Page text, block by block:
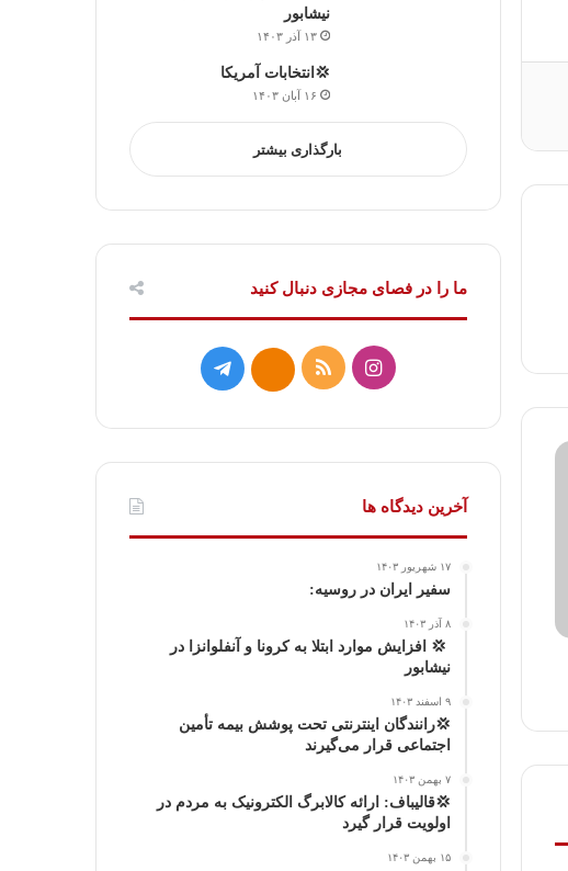
نیشابور
۱۳ آذر ۱۴۰۳
💢انتخابات آمریکا
۱۶ آبان ۱۴۰۳
بارگذاری بیشتر
ما را در فصای مجازی دنبال کنید
ا
س
ت
ا
ا
خ
ک
ت
گ
ا
آخرین دیدگاه ها
۱۷ شهریور ۱۴۰۳
سفیر ایران در روسیه:
۸ آذر ۱۴۰۳
‍ 💢 افزایش موارد ابتلا به کرونا و آنفلوانزا در
نیشابور
۹ اسفند ۱۴۰۳
💢رانندگان اینترنتی تحت پوشش بیمه تأمین
اجتماعی قرار می‌گیرند
۷ بهمن ۱۴۰۳
💢قالیباف: ارائه کالابرگ الکترونیک به مردم در
اولویت قرار گیرد
۱۵ بهمن ۱۴۰۳